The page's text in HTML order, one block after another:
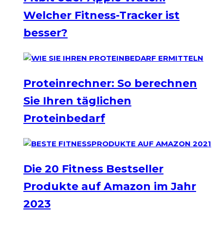
Welcher Fitness-Tracker ist
besser?
Proteinrechner: So berechnen
Sie Ihren täglichen
Proteinbedarf
Die 20 Fitness Bestseller
Produkte auf Amazon im Jahr
2023